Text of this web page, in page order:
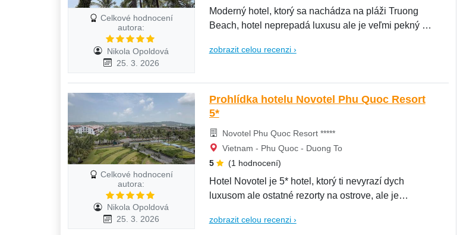
Celkové hodnocení
autora:
Nikola Opoldová
25. 3. 2026
Moderný hotel, ktorý sa nachádza na pláži Truong
Beach, hotel neprepadá luxusu ale je veľmi pekný a
zobrazit celou recenzi ›
Celkové hodnocení
autora:
Nikola Opoldová
25. 3. 2026
Prohlídka hotelu Novotel Phu Quoc Resort
5*
Novotel Phu Quoc Resort *****
Vietnam - Phu Quoc - Duong To
5
(1 hodnocení)
Hotel Novotel je 5* hotel, ktorý ti nevyrazí dych
luxusom ale ostatné rezorty na ostrove, ale je
zobrazit celou recenzi ›